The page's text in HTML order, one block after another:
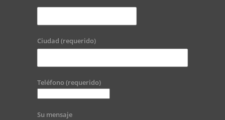
Ciudad (requerido)
Teléfono (requerido)
Su mensaje